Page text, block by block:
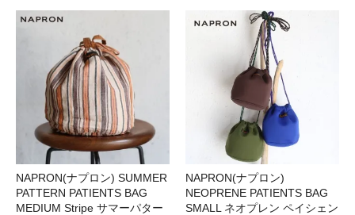
NAPRON(ナプロン) SUMMER
PATTERN PATIENTS BAG
MEDIUM Stripe サマーパター
NAPRON(ナプロン)
NEOPRENE PATIENTS BAG
SMALL ネオプレン ペイシェン